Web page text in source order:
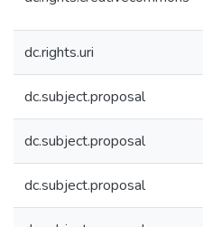
dc.rights.uri
dc.subject.proposal
dc.subject.proposal
dc.subject.proposal